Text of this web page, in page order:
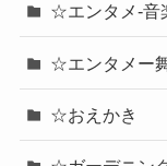
☆エンタメ-音
☆エンタメー
☆おえかき